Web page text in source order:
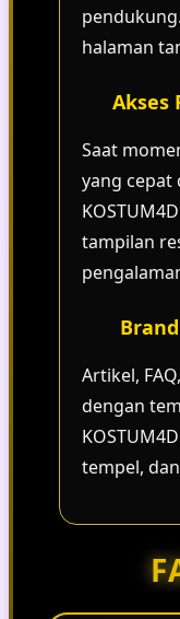
halaman
Akses
Saat
yang cepat
tampilan
Artikel,
dengan
tempel,